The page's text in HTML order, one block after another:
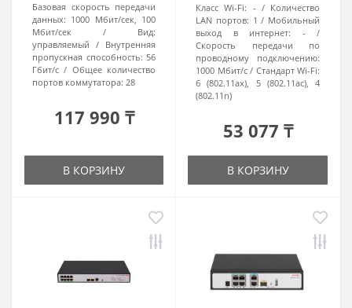
Базовая скорость передачи
данных: 1000 Мбит/сек, 100
Мбит/сек
Вид:
управляемый
Внутренняя
пропускная способность: 56
Гбит/с
Общее количество
портов коммутатора: 28
117 990 ₸
В КОРЗИНУ
Класс Wi-Fi: -
Количество
LAN портов: 1
Мобильный
выход в интернет:
-
Скорость передачи по
проводному подключению:
1000 Мбит/с
Стандарт Wi-Fi:
6 (802.11ax), 5 (802.11ac), 4
(802.11n)
53 077 ₸
В КОРЗИНУ